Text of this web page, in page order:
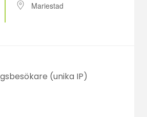
Mariestad
(unika IP)